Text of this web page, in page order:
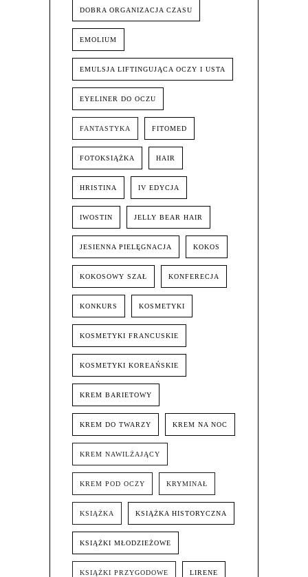
DOBRA ORGANIZACJA CZASU
EMOLIUM
EMULSJA LIFTINGUJĄCA OCZY I USTA
EYELINER DO OCZU
FANTASTYKA FITOMED
FOTOKSIĄŻKA HAIR
HRISTINA IV EDYCJA
IWOSTIN JELLY BEAR HAIR
JESIENNA PIELĘGNACJA KOKOS
KOKOSOWY SZAŁ KONFERECJA
KONKURS KOSMETYKI
KOSMETYKI FRANCUSKIE
KOSMETYKI KOREAŃSKIE
KREM BARIETOWY
KREM DO TWARZY KREM NA NOC
KREM NAWILŻAJĄCY
KREM POD OCZY KRYMINAŁ
KSIĄŻKA KSIĄŻKA HISTORYCZNA
KSIĄŻKI MŁODZIEŻOWE
KSIĄŻKI PRZYGODOWE LIRENE